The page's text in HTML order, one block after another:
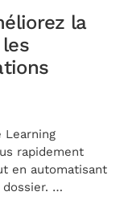
la
Learning
rapidement
en automatisant
dossier. …